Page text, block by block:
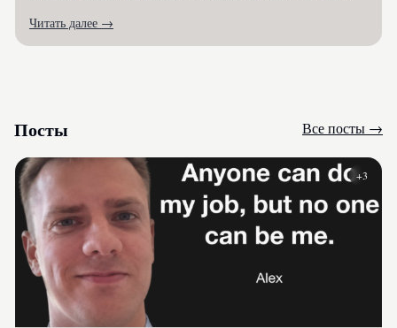
используют или собираются использовать дизайн токены.
Читать далее →
Посты Все посты →
+3